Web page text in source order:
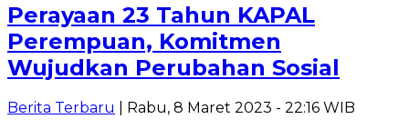
Perayaan 23 Tahun KAPAL
Perempuan, Komitmen
Wujudkan Perubahan Sosial
Berita Terbaru
| Rabu, 8 Maret 2023 - 22:16 WIB